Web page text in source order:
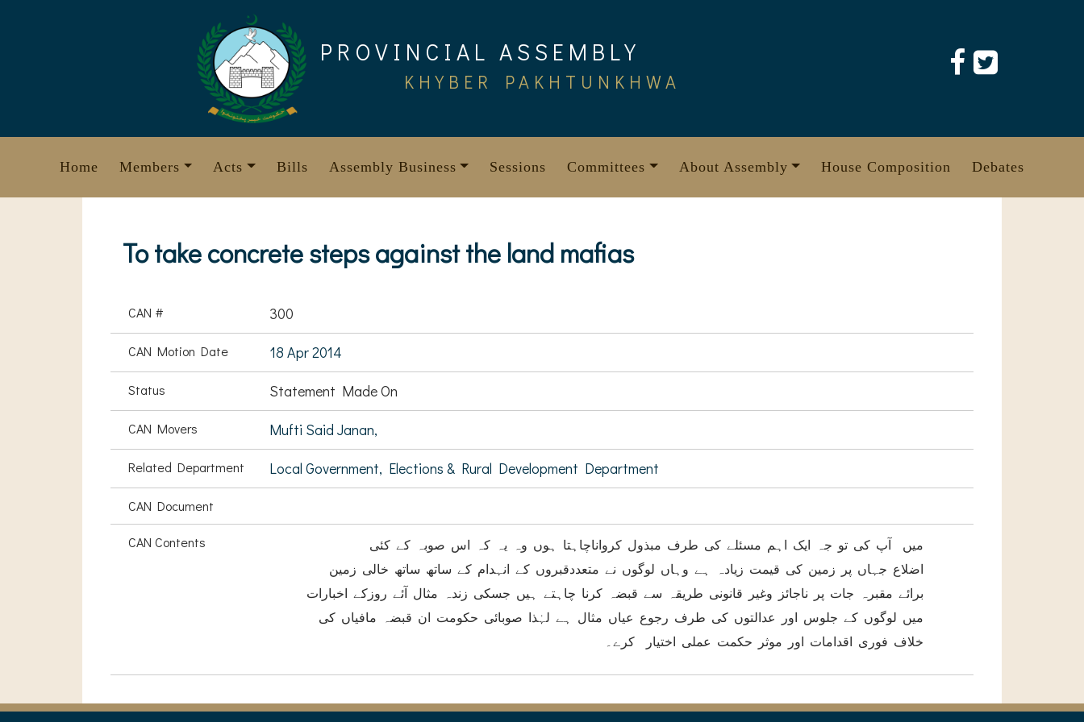
PROVINCIAL ASSEMBLY
KHYBER PAKHTUNKHWA
Home Members Acts Bills Assembly Business Sessions Committees About Assembly House Composition Debates
To take concrete steps against the land mafias
CAN # 300
CAN Motion Date 18 Apr 2014
Status Statement Made On
CAN Movers Mufti Said Janan,
Related Department Local Government, Elections & Rural Development Department
CAN Document
CAN Contents
اضلاع جہاں پر زمین کی قیمت زیادہ ہے وہاں لوگوں نے متعددقبروں کے انہدام کے ساتھ ساتھ خالی زمین
برائے مقبرہ جات پر ناجائز وغیر قانونی طریقہ سے قبضہ کرنا چاہتے ہیں جسکی زندہ مثال آئے روزکے اخبارات
میں لوگوں کے جلوس اور عدالتوں کی طرف رجوع عیاں مثال ہے لہٰذا صوبائی حکومت ان قبضہ مافیاں کی
خلاف فوری اقدامات اور موثر حکمت عملی اختیار کرے۔